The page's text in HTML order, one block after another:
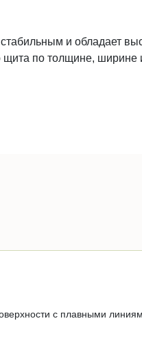
и обладает
по толщине, ширине
с плавными